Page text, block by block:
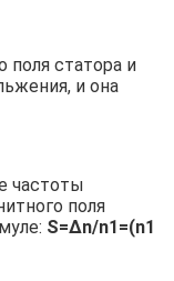
поля статора и
и она
частоты
поля
S=∆n/n1=(n1